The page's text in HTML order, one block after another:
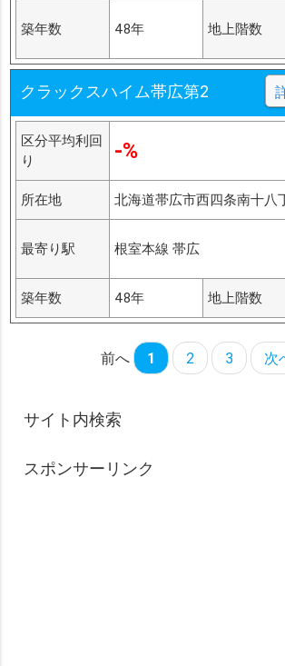
築年数 48年 地上階数
クラックスハイム帯広第2
区分平均利回
り
-%
所在地 北海道帯広市西四条南十八
最寄り駅 根室本線 帯広
築年数 48年 地上階数
前へ 1 2 3 次
サイト内検索
スポンサーリンク